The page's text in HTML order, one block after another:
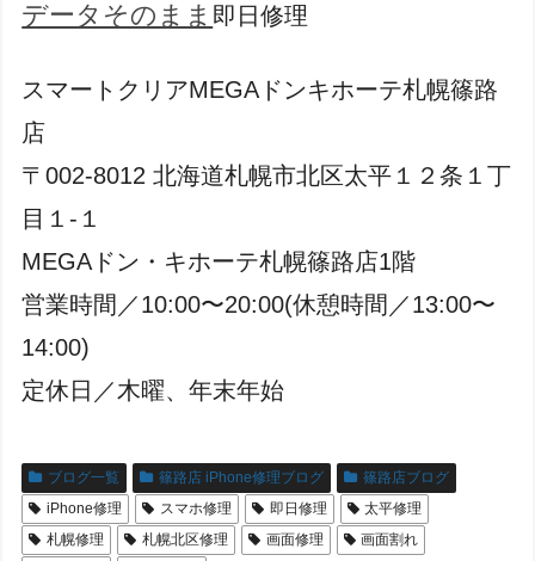
データそのまま 即日修理
スマートクリアMEGAドンキホーテ札幌篠路
店
〒002-8012 北海道札幌市北区太平１２条１丁
目１-１
MEGAドン・キホーテ札幌篠路店1階
営業時間／10:00〜20:00(休憩時間／13:00〜
14:00)
定休日／木曜、年末年始
ブログ一覧 篠路店 iPhone修理ブログ
篠路店ブログ
iPhone修理
スマホ修理 即日修理
太平修理
札幌修理
札幌北区修理 画面修理
画面割れ